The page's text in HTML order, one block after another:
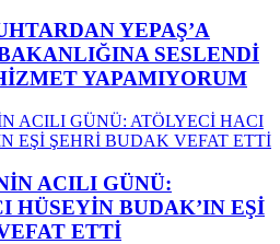
YEPAŞ’A
SESLENDİ
YAPAMIYORUM
ACILI GÜNÜ:
HÜSEYİN BUDAK’IN EŞİ
ETTİ